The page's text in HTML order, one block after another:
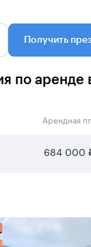
Получить
по аренде
Арендная
684 000